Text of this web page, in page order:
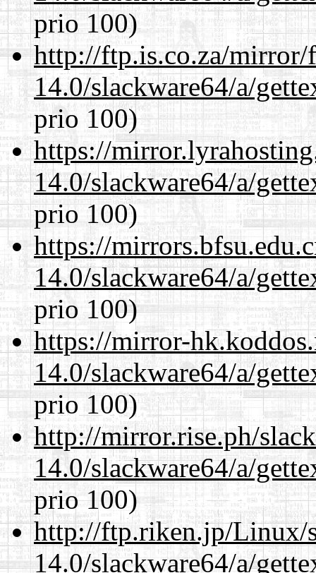
prio 100)
http://ftp.is.co.za/mirror/
14.0/slackware64/a/
prio 100)
https://
14.0/slackware64/a/
prio 100)
https://
14.0/slackware64/a/
prio 100)
https://mirror-
14.0/slackware64/a/
prio 100)
http://mirror.rise.ph/
14.0/slackware64/a/
prio 100)
http://ftp.riken.jp/Linux/
14.0/slackware64/a/